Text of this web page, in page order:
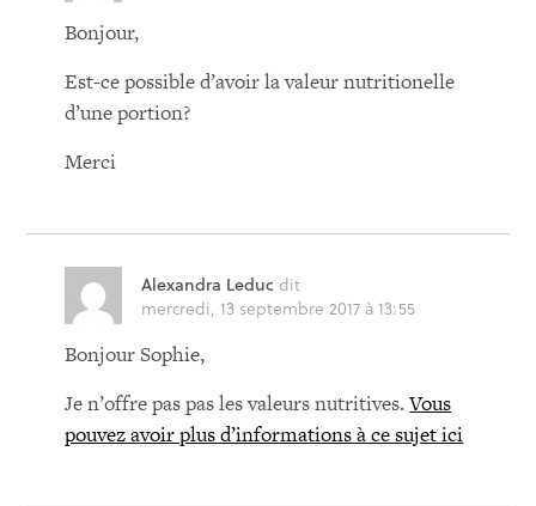
Bonjour,
Est-ce possible d’avoir la valeur nutritionelle
d’une portion?
Merci
Alexandra Leduc dit
mercredi, 13 septembre 2017 à 13:55
Bonjour Sophie,
Je n’offre pas pas les valeurs nutritives.Vous
pouvez avoir plus d’informations à ce sujet ici